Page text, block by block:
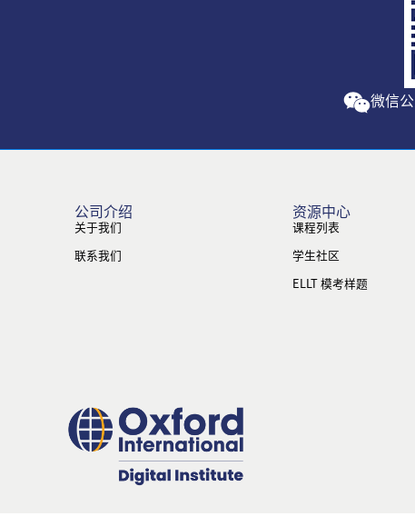
微信
公司介绍
关于我们
联系我们
资源中心
课程列表
学生社区
ELLT 模考样题